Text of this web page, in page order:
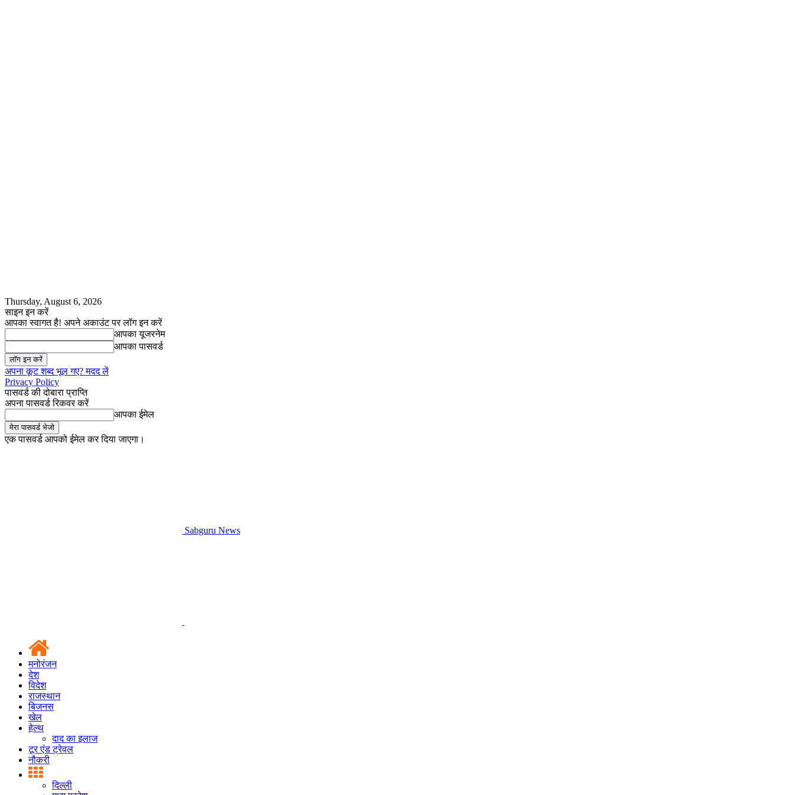
Thursday, August 6, 2026
साइन इन करें
आपका स्वागत है! अपने अकाउंट पर लॉग इन करें
आपका यूजरनेम
आपका पासवर्ड
अपना कूट शब्द भूल गए? मदद लें
Privacy Policy
पासवर्ड की दोबारा प्राप्ति
अपना पासवर्ड रिकवर करें
आपका ईमेल
एक पासवर्ड आपको ईमेल कर दिया जाएगा।
Sabguru News
मनोरंजन
देश
विदेश
राजस्थान
बिजनस
खेल
हेल्थ
दाद का इलाज
टूर एंड ट्रेवल
नौकरी
दिल्ली